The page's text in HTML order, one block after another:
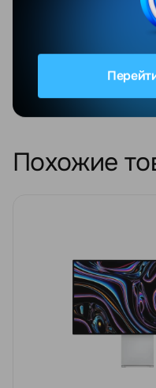
Похожие